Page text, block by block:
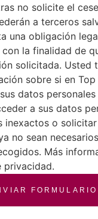
no solicite el
a terceros
una obligación
con la finalidad de
solicitada. Usted
sobre si en Top
datos
a sus datos
inexactos o
no sean
Más
privacidad.
FORMULARIO